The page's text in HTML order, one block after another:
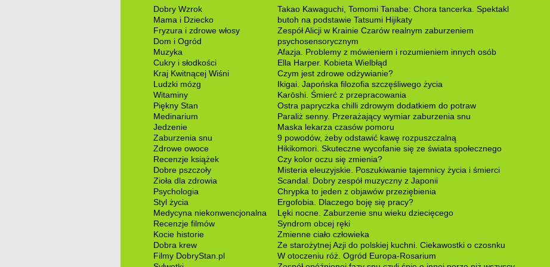
Dobry Wzrok
Mama i Dziecko
Fryzura i zdrowe włosy
Dom i Ogród
Muzyka
Cukry i słodkości
Kraj Kwitnącej Wiśni
Ludzki mózg
Witaminy
Piękny Stan
Medinarium
Jedzenie
Zaburzenia snu
Zdrowe owoce
Recenzje książek
Dobre pszczoły
Zioła dla zdrowia
Psychologia
Styl życia
Medycyna niekonwencjonalna
Recenzje filmów
Kocie historie
Dobra krew
Filmy DobryStan.pl
Takao Kawaguchi, Tomomi Tanabe: Chora tancerka. Spektakl
butoh na podstawie Tatsumi Hijikaty
Zespół Alicji w Krainie Czarów realnym zaburzeniem
psychosensorycznym
Afazja. Problemy z mówieniem i rozumieniem innych osób
Ella Harper. Kobieta Wielbłąd
Czym jest zdrowe odżywianie?
Ikigai. Japońska filozofia szczęśliwego życia
Karōshi. Śmierć z przepracowania
Ostra papryczka chilli zdrowym dodatkiem do potraw
Paraliż senny. Przerażający wymiar zaburzenia snu
Maska lekarza czasów pomoru
9 powodów, żeby odstawić kawę rozpuszczalną
Hikikomori. Skuteczne wycofanie się ze świata społecznego
Czy kolor oczu się zmienia?
Misteria eleuzyjskie. Poszukiwanie tajemnicy życia i śmierci
Scandal. Dobry zespół muzyczny z Japonii
Chrypka to jeden z objawów przeziębienia
Ergofobia. Dlaczego boję się pracy?
Lęki nocne. Zaburzenie snu wieku dziecięcego
Syndrom obcej ręki
Zmienne ciało człowieka
Ze starożytnej Azji do polskiej kuchni. Ciekawostki o czosnku
W otoczeniu róż. Ogród Europa-Rosarium